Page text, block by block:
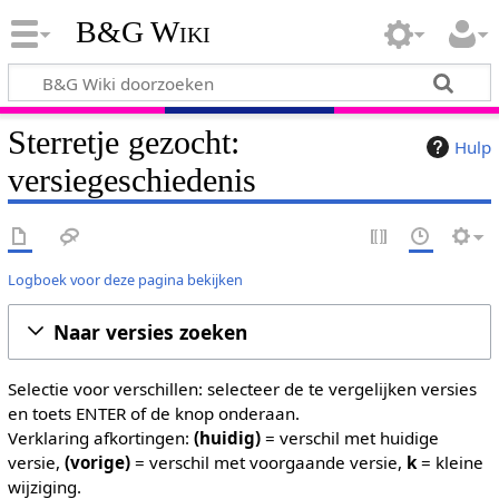
B&G Wiki
Hulp
Sterretje gezocht:
versiegeschiedenis
Logboek voor deze pagina bekijken
Naar versies zoeken
Selectie voor verschillen: selecteer de te vergelijken versies
en toets ENTER of de knop onderaan.
Verklaring afkortingen: (huidig)= verschil met huidige
versie, (vorige)= verschil met voorgaande versie, k= kleine
wijziging.